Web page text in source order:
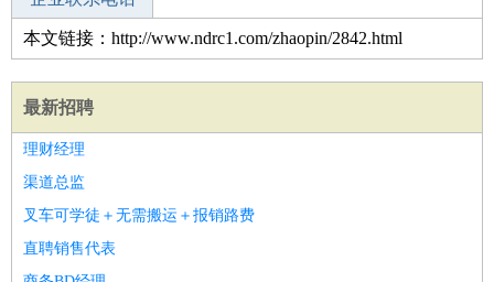
本文链接：http://www.ndrc1.com/zhaopin/2842.html
最新招聘
理财经理
渠道总监
叉车可学徒＋无需搬运＋报销路费
直聘销售代表